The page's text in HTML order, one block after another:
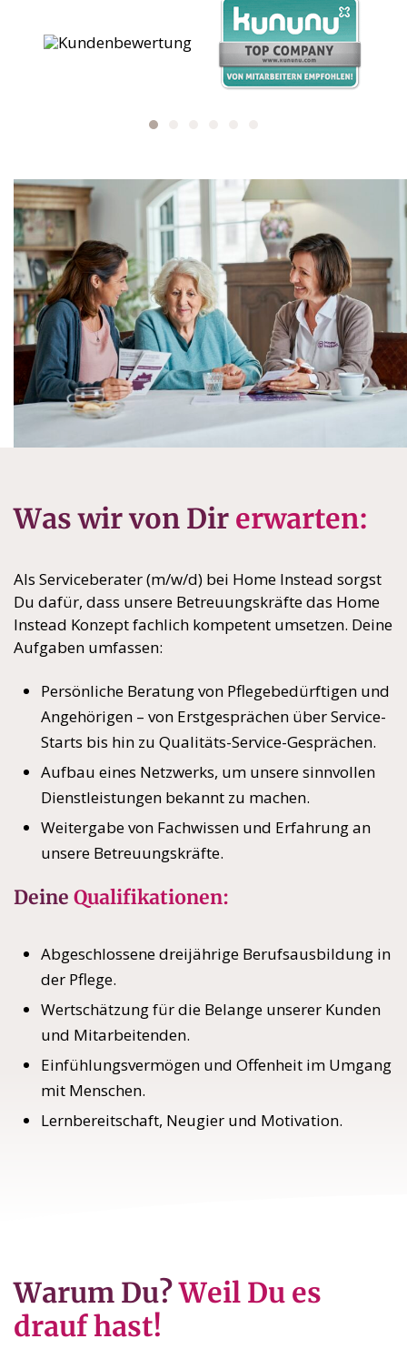
Was wir von Dir erwarten:
Als Serviceberater (m/w/d) bei Home Instead sorgst
Du dafür, dass unsere Betreuungskräfte das Home
Instead Konzept fachlich kompetent umsetzen. Deine
Aufgaben umfassen:
Persönliche Beratung von Pflegebedürftigen und
Angehörigen – von Erstgesprächen über Service-
Starts bis hin zu Qualitäts-Service-Gesprächen.
Aufbau eines Netzwerks, um unsere sinnvollen
Dienstleistungen bekannt zu machen.
Weitergabe von Fachwissen und Erfahrung an
unsere Betreuungskräfte.
Deine Qualifikationen:
Abgeschlossene dreijährige Berufsausbildung in
der Pflege.
Wertschätzung für die Belange unserer Kunden
und Mitarbeitenden.
Einfühlungsvermögen und Offenheit im Umgang
mit Menschen.
Lernbereitschaft, Neugier und Motivation.
Warum Du?Weil Du es
drauf hast!